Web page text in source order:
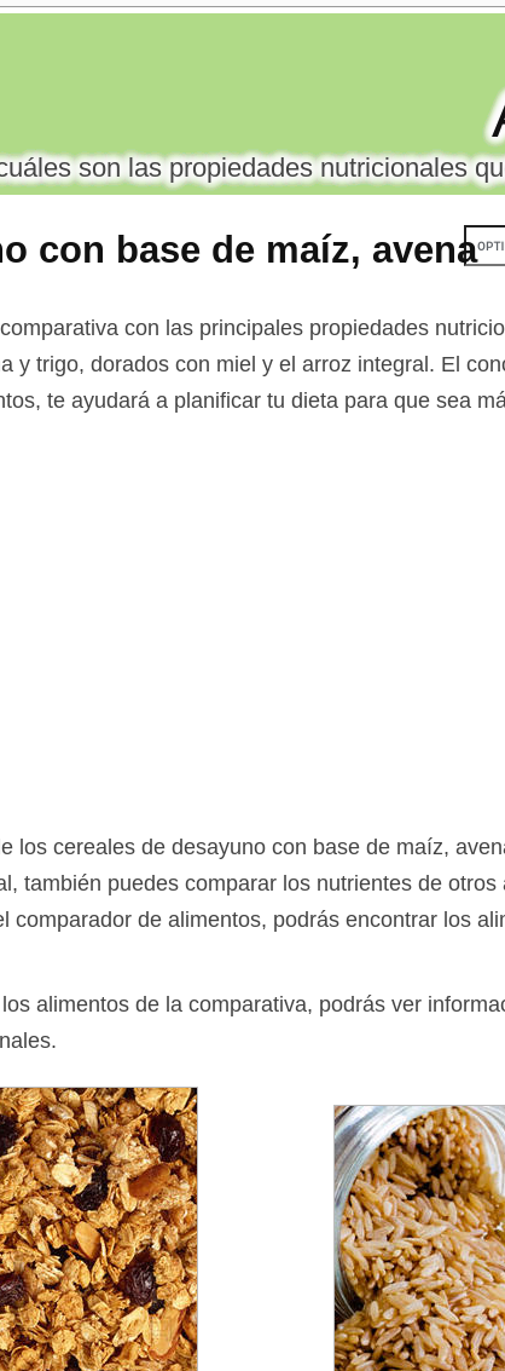
con base de maíz, avena
y arroz integral
son las propiedades nutricionales
con las principales propiedades
y trigo, dorados con miel y el arroz integral. El
te ayudará a planificar tu dieta para que sea
los cereales de desayuno con base de maíz,
también puedes comparar los nutrientes de otros
comparador de alimentos, podrás encontrar los
alimentos de la comparativa, podrás ver